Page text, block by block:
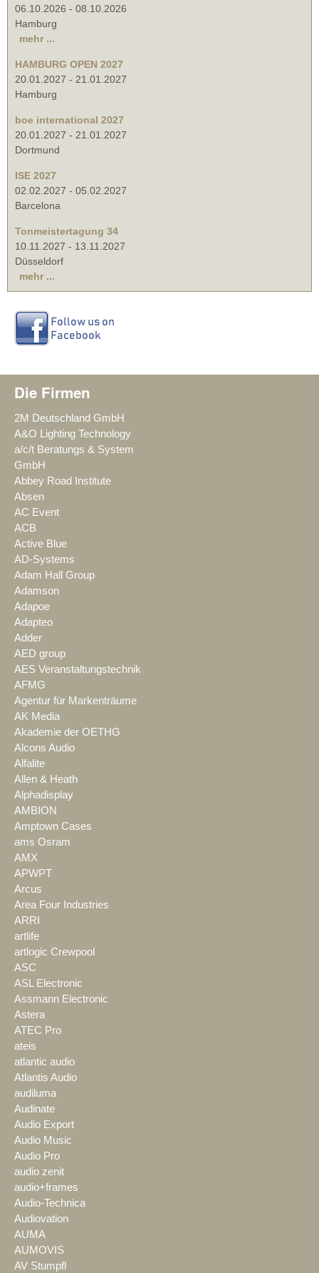
06.10.2026 - 08.10.2026
Hamburg
mehr ...
HAMBURG OPEN 2027
20.01.2027 - 21.01.2027
Hamburg
boe international 2027
20.01.2027 - 21.01.2027
Dortmund
ISE 2027
02.02.2027 - 05.02.2027
Barcelona
Tonmeistertagung 34
10.11.2027 - 13.11.2027
Düsseldorf
mehr ...
Die Firmen
2M Deutschland GmbH
A&O Lighting Technology
a/c/t Beratungs & System
GmbH
Abbey Road Institute
Absen
AC Event
ACB
Active Blue
AD-Systems
Adam Hall Group
Adamson
Adapoe
Adapteo
Adder
AED group
AES Veranstaltungstechnik
AFMG
Agentur für Markenträume
AK Media
Akademie der OETHG
Alcons Audio
Alfalite
Allen & Heath
Alphadisplay
AMBION
Amptown Cases
ams Osram
AMX
APWPT
Arcus
Area Four Industries
ARRI
artlife
artlogic Crewpool
ASC
ASL Electronic
Assmann Electronic
Astera
ATEC Pro
ateis
atlantic audio
Atlantis Audio
audiluma
Audinate
Audio Export
Audio Music
Audio Pro
audio zenit
audio+frames
Audio-Technica
Audiovation
AUMA
AUMOVIS
AV Stumpfl